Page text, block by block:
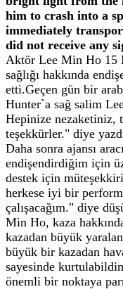
him to crash into a
immediately
did not receive any
Aktör Lee Min Ho 15
sağlığı hakkında
etti.Geçen gün bir
Hunter`a sağ salim
Hepinize nezaketiniz,
teşekkürler." diye
Daha sonra ajansı
endişendirdiğim için
destek için
herkese iyi bir
çalışacağım." diye
Min Ho, kaza
kazadan büyük
büyük bir kazadan
sayesinde
önemli bir noktaya